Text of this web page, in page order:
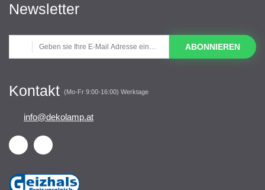
Newsletter
ABONNIEREN
Kontakt (Mo-Fr 9:00-16:00) Werktage
info@dekolamp.at